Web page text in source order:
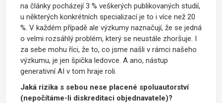
na články pocházejí 3 % veškerých publikovaných studií,
u některých konkrétních specializací je to i více než 20
%. V každém případě ale výzkumy naznačují, že se jedná
o velmi rozsáhlý problém, který se neustále zhoršuje. I
za sebe mohu říci, že to, co jsme našli v rámci našeho
výzkumu, je jen špička ledovce. A ano, nástup
generativní AI v tom hraje roli.
Jaká rizika s sebou nese placené spoluautorství
(nepočítáme-li diskreditaci objednavatele)?